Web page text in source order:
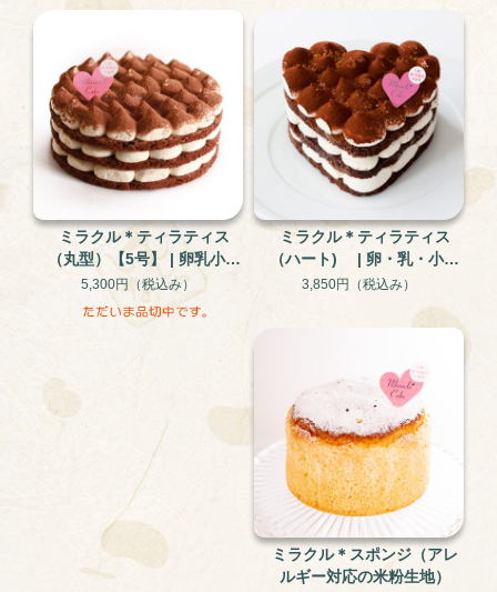
ミラクル＊ティラティス
（丸型）【5号】 | 卵乳小麦
不使用 米粉と大豆のグル
テンフリー・アレルギー対
5,300円 （税込み）
ミラクル＊ティラティス
（ハート) | 卵・乳・小麦
不使用、米粉と大豆のグル
3,850円 （税込み）
ミラクル＊スポンジ（アレ
ルギー対応の米粉生地）